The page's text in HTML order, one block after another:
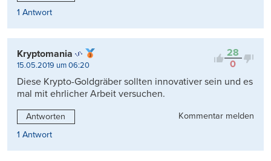
1 Antwort
28
0
Kryptomania
15.05.2019 um 06:20
Diese Krypto-Goldgräber sollten innovativer sein und es
mal mit ehrlicher Arbeit versuchen.
Antworten
Kommentar melden
1 Antwort